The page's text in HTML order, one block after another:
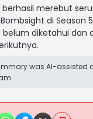
merebut
di Season
diketahui dan
was AI-assisted